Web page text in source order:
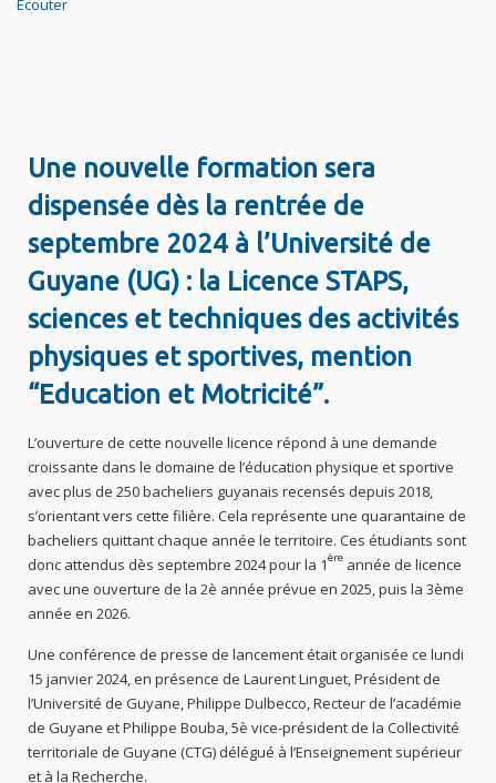
Ecouter
Une nouvelle formation sera
dispensée dès la rentrée de
septembre 2024 à l’Université de
Guyane (UG) : la Licence STAPS,
sciences et techniques des activités
physiques et sportives, mention
“Education et Motricité”.
L’ouverture de cette nouvelle licence répond à une demande
croissante dans le domaine de l’éducation physique et sportive
avec plus de 250 bacheliers guyanais recensés depuis 2018,
s’orientant vers cette filière. Cela représente une quarantaine de
bacheliers quittant chaque année le territoire. Ces étudiants sont
donc attendus dès septembre 2024 pour la 1ère année de licence
avec une ouverture de la 2è année prévue en 2025, puis la 3ème
année en 2026.
Une conférence de presse de lancement était organisée ce lundi
15 janvier 2024, en présence de Laurent Linguet, Président de
l’Université de Guyane, Philippe Dulbecco, Recteur de l’académie
de Guyane et Philippe Bouba, 5è vice-président de la Collectivité
territoriale de Guyane (CTG) délégué à l’Enseignement supérieur
et à la Recherche.